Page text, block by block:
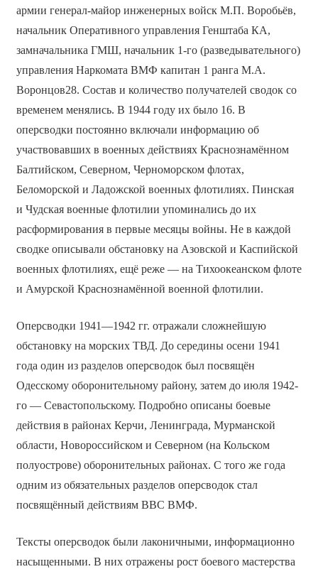
армии генерал-майор инженерных войск М.П. Воробьёв,
начальник Оперативного управления Генштаба КА,
замначальника ГМШ, начальник 1-го (разведывательного)
управления Наркомата ВМФ капитан 1 ранга М.А.
Воронцов28. Состав и количество получателей сводок со
временем менялись. В 1944 году их было 16. В
оперсводки постоянно включали информацию об
участвовавших в военных действиях Краснознамённом
Балтийском, Северном, Черноморском флотах,
Беломорской и Ладожской военных флотилиях. Пинская
и Чудская военные флотилии упоминались до их
расформирования в первые месяцы войны. Не в каждой
сводке описывали обстановку на Азовской и Каспийской
военных флотилиях, ещё реже — на Тихоокеанском флоте
и Амурской Краснознамённой военной флотилии.
Оперсводки 1941—1942 гг. отражали сложнейшую
обстановку на морских ТВД. До середины осени 1941
года один из разделов оперсводок был посвящён
Одесскому оборонительному району, затем до июля 1942-
го — Севастопольскому. Подробно описаны боевые
действия в районах Керчи, Ленинграда, Мурманской
области, Новороссийском и Северном (на Кольском
полуострове) оборонительных районах. С того же года
одним из обязательных разделов оперсводок стал
посвящённый действиям ВВС ВМФ.
Тексты оперсводок были лаконичными, информационно
насыщенными. В них отражены рост боевого мастерства